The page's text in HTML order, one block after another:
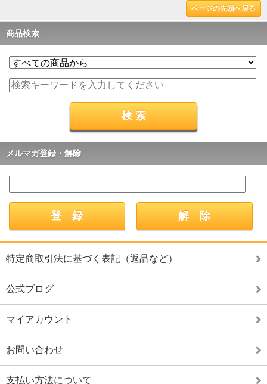
ページの先頭へ戻る
商品検索
メルマガ登録・解除
特定商取引法に基づく表記（返品など）
公式ブログ
マイアカウント
お問い合わせ
支払い方法について